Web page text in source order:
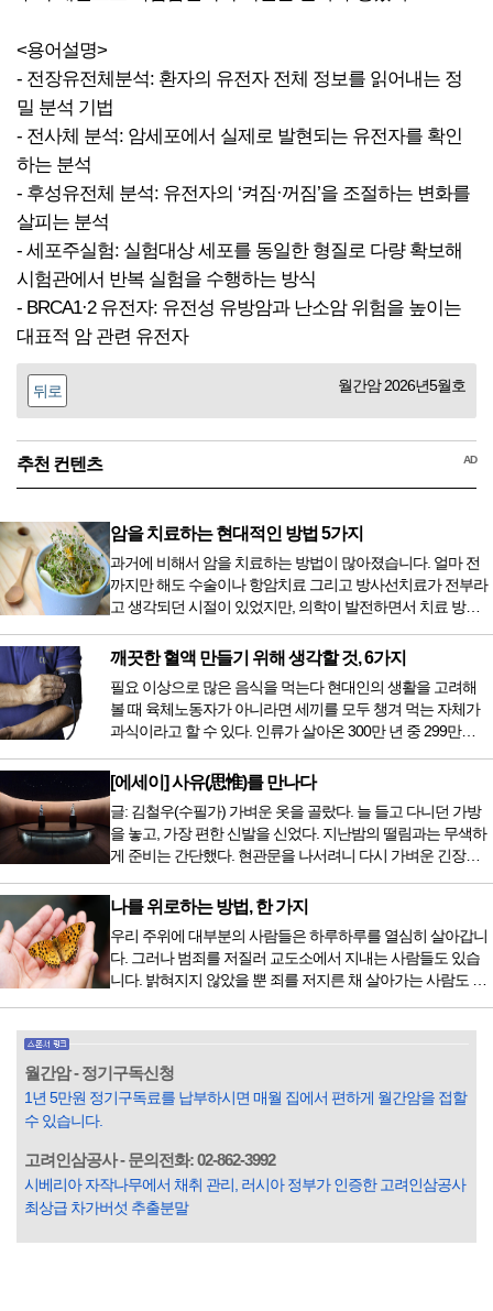
<용어설명>
- 전장유전체분석: 환자의 유전자 전체 정보를 읽어내는 정
밀 분석 기법
- 전사체 분석: 암세포에서 실제로 발현되는 유전자를 확인
하는 분석
- 후성유전체 분석: 유전자의 ‘켜짐·꺼짐’을 조절하는 변화를
살피는 분석
- 세포주실험: 실험대상 세포를 동일한 형질로 다량 확보해
시험관에서 반복 실험을 수행하는 방식
- BRCA1·2 유전자: 유전성 유방암과 난소암 위험을 높이는
대표적 암 관련 유전자
뒤로 월간암 2026년5월호
추천 컨텐츠 AD
암을 치료하는 현대적인 방법 5가지
과거에 비해서 암을 치료하는 방법이 많아졌습니다. 얼마 전
까지만 해도 수술이나 항암치료 그리고 방사선치료가 전부라
고 생각되던 시절이 있었지만, 의학이 발전하면서 치료 방법
오면서 암을 치료하는 방법이 하나 더 추가되었습니다. 중입
자 치료를 받기 위해서는 일본이나 독일 등 중입자 치료기가
있는 나라에 가서 힘들게 치료받았지만 얼마 전 국내 도입 후
전립선암 환자를 시작으로 중입자 치료기가 가동되었습니다.
치료 범위가 한정되어 모든 암 환자가 중입자 치료를 받을 수
는 없지만 치료...
깨끗한 혈액 만들기 위해 생각할 것, 6가지
필요 이상으로 많은 음식을 먹는다 현대인의 생활을 고려해
볼 때 육체노동자가 아니라면 세끼를 모두 챙겨 먹는 자체가
과식이라고 할 수 있다. 인류가 살아온 300만 년 중 299만
저녁을 습관적으로 음식을 섭취한다. 게다가 밤늦은 시간까지
음식을 먹거나, 아침에 식욕이 없는데도 ‘아침을 먹어야 하루
가 활기차다’라는 이야기에 사로잡혀 억지로 먹는 경우가 많
다. 식욕이 없다는 느낌은 본능이 보내는 신호다. 즉 먹어도 소
화할 힘이 없다거나 더 이상 먹으면 혈액 안에 잉여물...
[에세이] 사유(思惟)를 만나다
글: 김철우(수필가) 가벼운 옷을 골랐다. 늘 들고 다니던 가방
을 놓고, 가장 편한 신발을 신었다. 지난밤의 떨림과는 무색하
게 준비는 간단했다. 현관문을 나서려니 다시 가벼운 긴장감
막이 열리기 전. 그 특유의 무대 냄새를 맡았을 때의 긴장감 같
은 것이었다. 두 금동 미륵 반가사유상을 만나러 가는 길은 그
렇게 시작됐다. 두 반가사유상을 알게 된 것은 몇 해 전이었다.
잡지의 발행인으로 독자에게 선보일 좋은 콘텐츠를 고민하던
중 우리 문화재를 하나씩 소개하고자...
나를 위로하는 방법, 한 가지
우리 주위에 대부분의 사람들은 하루하루를 열심히 살아갑니
다. 그러나 범죄를 저질러 교도소에서 지내는 사람들도 있습
니다. 밝혀지지 않았을 뿐 죄를 저지른 채 살아가는 사람도 있
입힌다는 것입니다. 미꾸라지 한 마리가 시냇물을 흐린다는
옛말이 그저 허투루 생기지는 않은 듯합니다. 대부분의 사람
들은 열심히 살아갑니다. 그렇다고 97%의 사람들이 모두 착
월간암 - 정기구독신청
1년 5만원 정기구독료를 납부하시면 매월 집에서 편하게 월간암을 접할
수 있습니다.
고려인삼공사 - 문의전화: 02-862-3992
시베리아 자작나무에서 채취 관리, 러시아 정부가 인증한 고려인삼공사
최상급 차가버섯 추출분말